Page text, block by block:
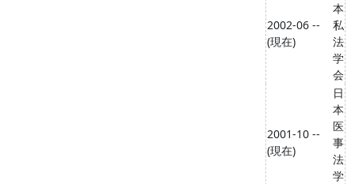
2002-06 --
(現在)
本
私
法
学
会
2001-10 --
(現在)
日
本
医
事
法
学